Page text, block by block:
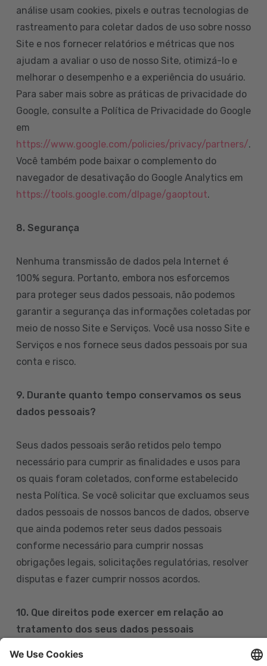
análise usam cookies, pixels e outras tecnologias de
rastreamento para coletar dados de uso sobre nosso
Site e nos fornecer relatórios e métricas que nos
ajudam a avaliar o uso de nosso Site, otimizá-lo e
melhorar o desempenho e a experiência do usuário.
Para saber mais sobre as práticas de privacidade do
Google, consulte a Política de Privacidade do Google
em
https://www.google.com/policies/privacy/partners/.
Você também pode baixar o complemento do
navegador de desativação do Google Analytics em
https://tools.google.com/dlpage/gaoptout.
8. Segurança
Nenhuma transmissão de dados pela Internet é
100% segura. Portanto, embora nos esforcemos
para proteger seus dados pessoais, não podemos
garantir a segurança das informações coletadas por
meio de nosso Site e Serviços. Você usa nosso Site e
Serviços e nos fornece seus dados pessoais por sua
conta e risco.
9. Durante quanto tempo conservamos os seus
dados pessoais?
Seus dados pessoais serão retidos pelo tempo
necessário para cumprir as finalidades e usos para
os quais foram coletados, conforme estabelecido
nesta Política. Se você solicitar que excluamos seus
dados pessoais de nossos bancos de dados, observe
que ainda podemos reter seus dados pessoais
conforme necessário para cumprir nossas
obrigações legais, solicitações regulatórias, resolver
disputas e fazer cumprir nossos acordos.
10. Que direitos pode exercer em relação ao
tratamento dos seus dados pessoais